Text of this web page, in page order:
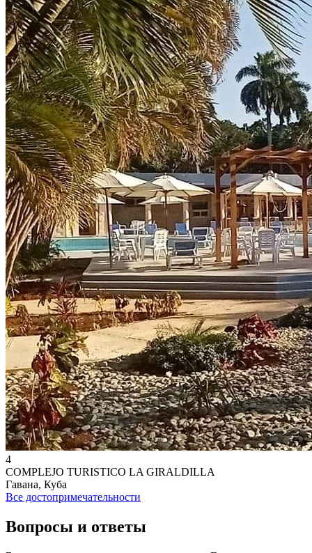
4
COMPLEJO TURISTICO LA GIRALDILLA
Гавана, Куба
Все достопримечательности
Вопросы и ответы